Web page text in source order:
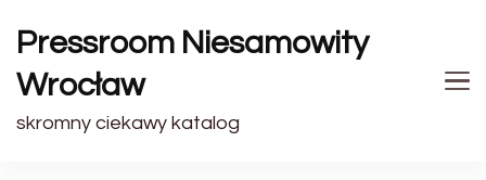
Pressroom Niesamowity
Wrocław
skromny ciekawy katalog